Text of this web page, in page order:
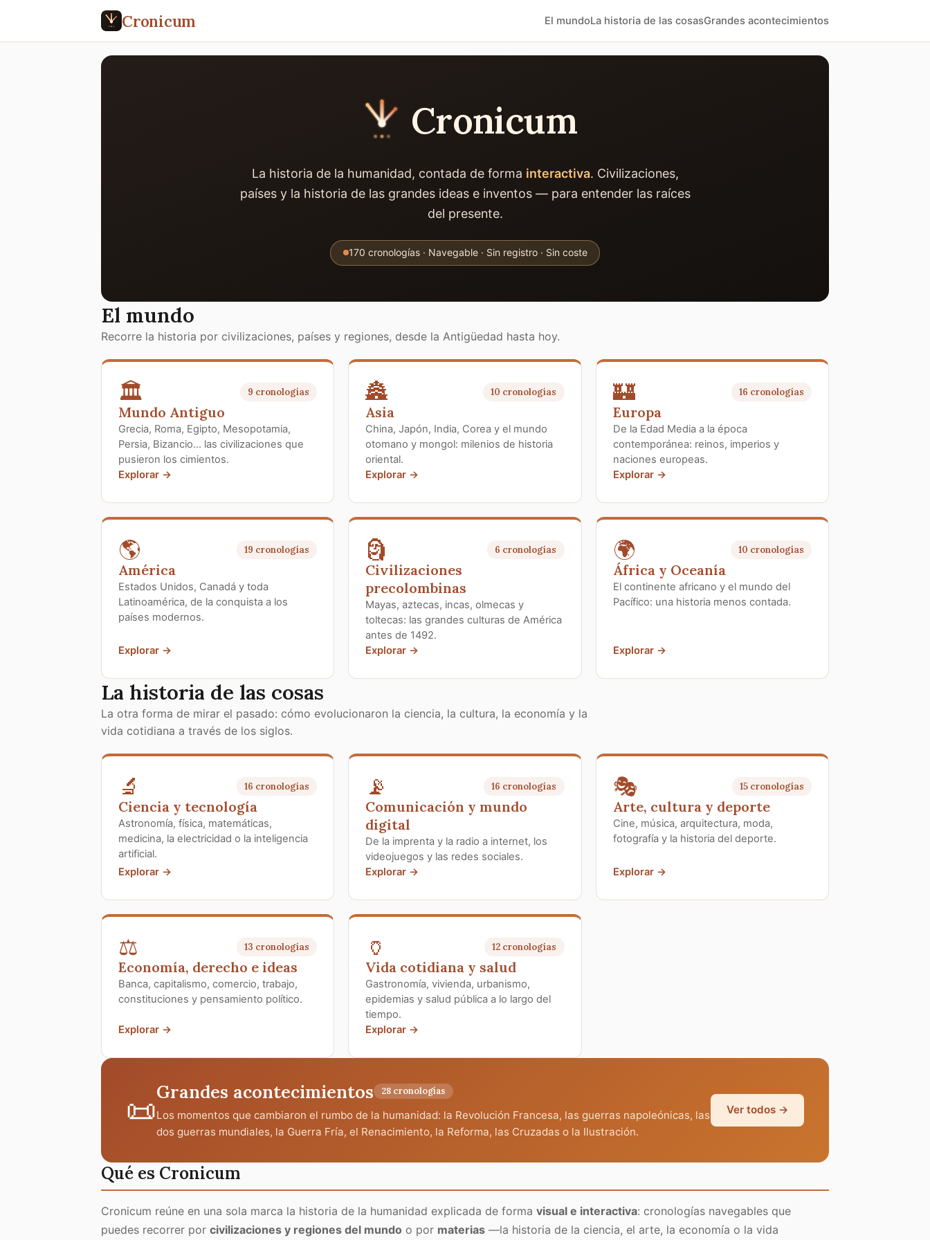
Cronicum El mundoLa historia de las cosasGrandes acontecimientos
Cronicum
La historia de la humanidad, contada de forma interactiva. Civilizaciones,
países y la historia de las grandes ideas e inventos — para entender las raíces
del presente.
170 cronologías · Navegable · Sin registro · Sin coste
El mundo
Recorre la historia por civilizaciones, países y regiones, desde la Antigüedad hasta hoy.
🏛️ 9 cronologías
Mundo Antiguo
Grecia, Roma, Egipto, Mesopotamia,
Persia, Bizancio… las civilizaciones que
pusieron los cimientos.
Explorar →
🏯 10 cronologías
Asia
China, Japón, India, Corea y el mundo
otomano y mongol: milenios de historia
oriental.
Explorar →
🏰 16 cronologías
Europa
De la Edad Media a la época
contemporánea: reinos, imperios y
naciones europeas.
Explorar →
🌎 19 cronologías
América
Estados Unidos, Canadá y toda
Latinoamérica, de la conquista a los
países modernos.
Explorar →
🗿 6 cronologías
Civilizaciones
precolombinas
Mayas, aztecas, incas, olmecas y
toltecas: las grandes culturas de América
antes de 1492.
Explorar →
🌍 10 cronologías
África y Oceanía
El continente africano y el mundo del
Pacífico: una historia menos contada.
Explorar →
La historia de las cosas
La otra forma de mirar el pasado: cómo evolucionaron la ciencia, la cultura, la economía y la
vida cotidiana a través de los siglos.
🔬 16 cronologías
Ciencia y tecnología
Astronomía, física, matemáticas,
medicina, la electricidad o la inteligencia
artificial.
Explorar →
📡 16 cronologías
Comunicación y mundo
digital
De la imprenta y la radio a internet, los
videojuegos y las redes sociales.
Explorar →
🎭 15 cronologías
Arte, cultura y deporte
Cine, música, arquitectura, moda,
fotografía y la historia del deporte.
Explorar →
⚖️ 13 cronologías
Economía, derecho e ideas
Banca, capitalismo, comercio, trabajo,
constituciones y pensamiento político.
Explorar →
🏺 12 cronologías
Vida cotidiana y salud
Gastronomía, vivienda, urbanismo,
epidemias y salud pública a lo largo del
tiempo.
Explorar →
📜
Grandes acontecimientos 28 cronologías
Los momentos que cambiaron el rumbo de la humanidad: la Revolución Francesa, las guerras napoleónicas, las
dos guerras mundiales, la Guerra Fría, el Renacimiento, la Reforma, las Cruzadas o la Ilustración.
Ver todos →
Qué es Cronicum
Cronicum reúne en una sola marca la historia de la humanidad explicada de forma visual e interactiva: cronologías navegables que
puedes recorrer por civilizaciones y regiones del mundo o por materias —la historia de la ciencia, el arte, la economía o la vida